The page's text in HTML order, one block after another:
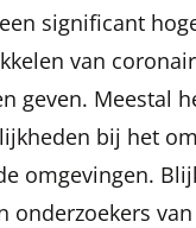
significant
van
geven. Meestal
bij het
omgevingen.
onderzoekers